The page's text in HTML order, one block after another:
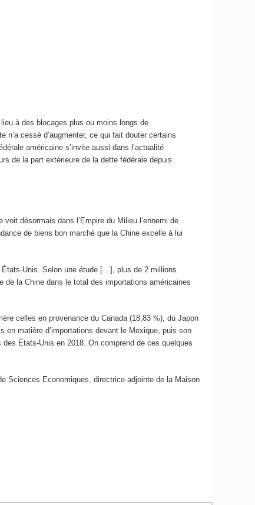
à des blocages plus ou moins longs de
cessé d’augmenter, ce qui fait douter certains
américaine s’invite aussi dans l’actualité
de la part extérieure de la dette fédérale depuis
désormais dans l’Empire du Milieu l’ennemi de
de biens bon marché que la Chine excelle à lui
États-Unis. Selon une étude […], plus de 2 millions
de la Chine dans le total des importations américaines
celles en provenance du Canada (18,83 %), du Japon
en matière d’importations devant le Mexique, puis son
États-Unis en 2018. On comprend de ces quelques
Sciences Economiques, directrice adjointe de la Maison